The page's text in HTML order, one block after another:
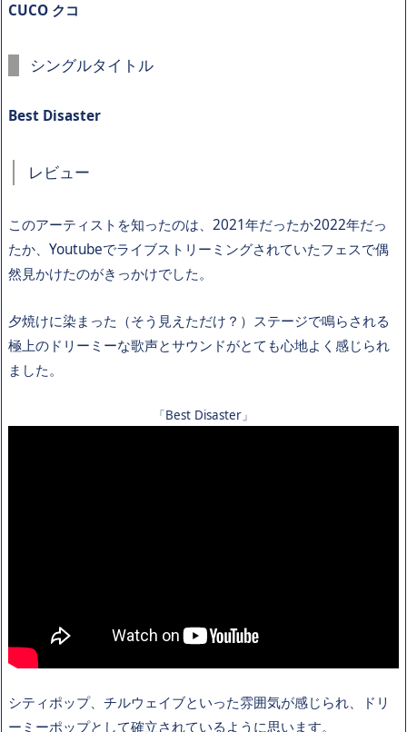
CUCO クコ
シングルタイトル
Best Disaster
レビュー
このアーティストを知ったのは、2021年だったか2022年だっ
たか、Youtubeでライブストリーミングされていたフェスで偶
然見かけたのがきっかけでした。
夕焼けに染まった（そう見えただけ？）ステージで鳴らされる
極上のドリーミーな歌声とサウンドがとても心地よく感じられ
ました。
「Best Disaster」
シティポップ、チルウェイブといった雰囲気が感じられ、ドリ
ーミーポップとして確立されているように思います。